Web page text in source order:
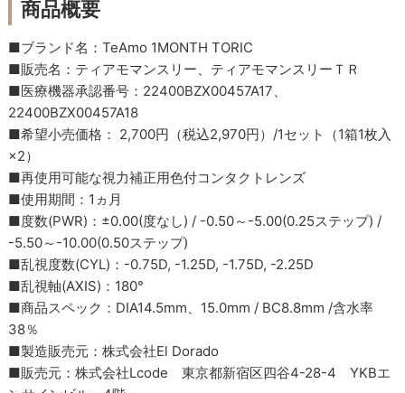
商品概要
■ブランド名：TeAmo 1MONTH TORIC
■販売名：ティアモマンスリー、ティアモマンスリーＴＲ
■医療機器承認番号：22400BZX00457A17、
22400BZX00457A18
■希望小売価格： 2,700円（税込2,970円）/1セット（1箱1枚入
×2）
■再使用可能な視力補正用色付コンタクトレンズ
■使用期間：1ヵ月
■度数(PWR)：±0.00(度なし) / -0.50～-5.00(0.25ステップ) /
-5.50～-10.00(0.50ステップ)
■乱視度数(CYL)：-0.75D, -1.25D, -1.75D, -2.25D
■乱視軸(AXIS)：180°
■商品スペック：DIA14.5mm、15.0mm / BC8.8mm /含水率
38％
■製造販売元：株式会社El Dorado
■販売元：株式会社Lcode 東京都新宿区四谷4-28-4 YKBエ